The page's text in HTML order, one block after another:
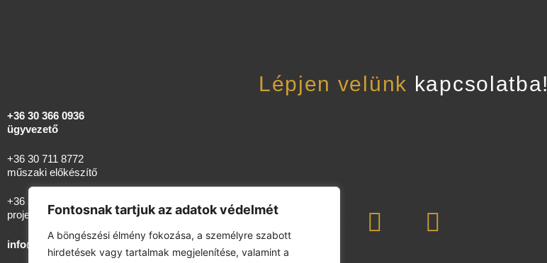
Fontosnak tartjuk az adatok védelmét
A böngészési élmény fokozása, a személyre szabott
hirdetések vagy tartalmak megjelenítése, valamint a
Lépjen velünk kapcsolatba!
+36 30 366 0936
ügyvezető
+36 30 711 8772
műszaki előkészítő
+36 30 483 9385
projektvezető
info@telehome.hu